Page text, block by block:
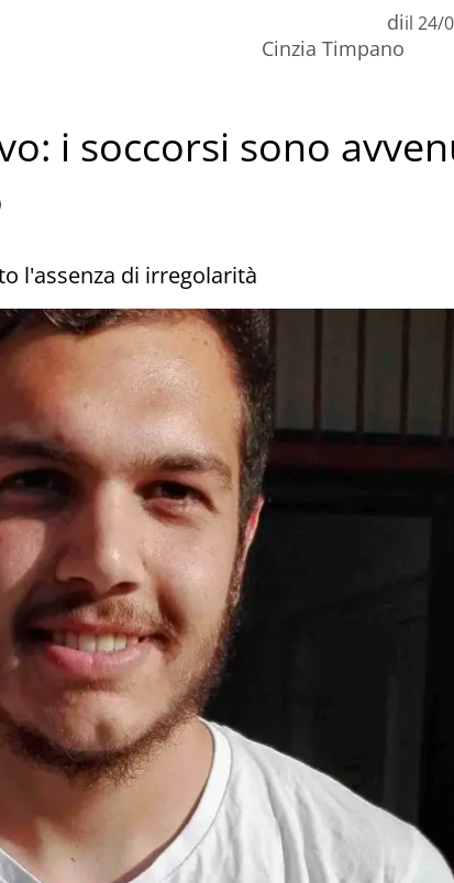
di
Cinzia Timpano
il 24/
i soccorsi sono
l'assenza di irregolarità